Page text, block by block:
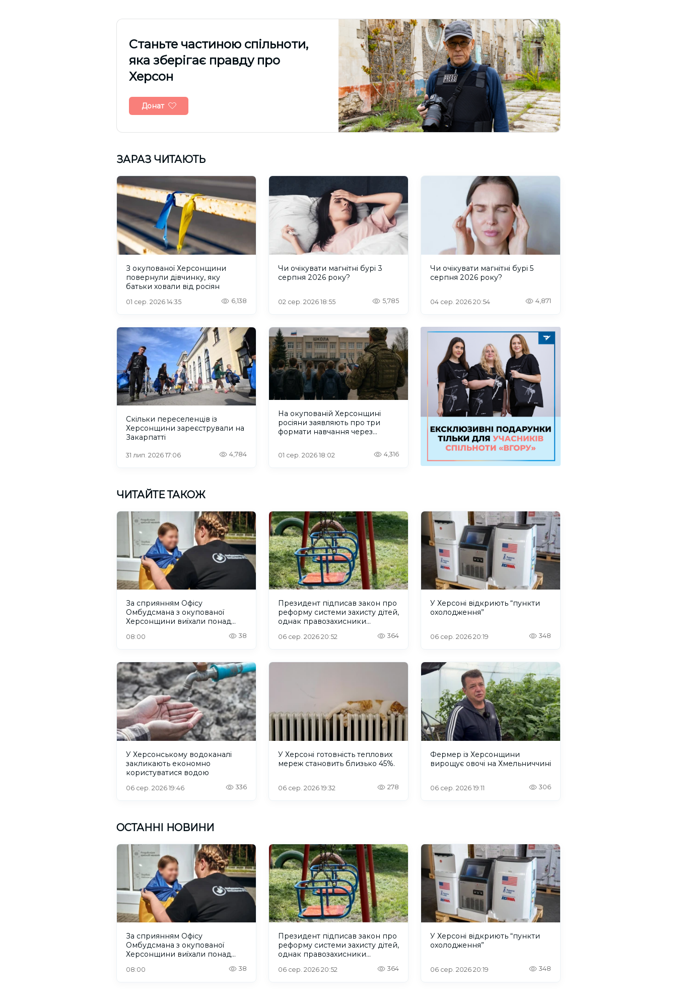
Cтаньте частиною спільноти,
яка зберігає правду про
Херсон
Донат
ЗАРАЗ ЧИТАЮТЬ
З окупованої Херсонщини
повернули дівчинку, яку
батьки ховали від росіян
01 сер. 2026 14:35 6,138
Чи очікувати магнітні бурі 3
серпня 2026 року?
02 сер. 2026 18:55 5,785
Чи очікувати магнітні бурі 5
серпня 2026 року?
04 сер. 2026 20:54 4,871
Скільки переселенців із
Херсонщини зареєстрували на
Закарпатті
31 лип. 2026 17:06 4,784
На окупованій Херсонщині
росіяни заявляють про три
формати навчання через
01 сер. 2026 18:02 4,316
ЧИТАЙТЕ ТАКОЖ
За сприянням Офісу
Омбудсмана з окупованої
Херсонщини виїхали понад
08:00 38
Президент підписав закон про
реформу системи захисту дітей,
однак правозахисники
06 сер. 2026 20:52 364
У Херсоні відкриють “пункти
охолодження”
06 сер. 2026 20:19 348
У Херсонському водоканалі
закликають економно
користуватися водою
06 сер. 2026 19:46 336
У Херсоні готовність теплових
мереж становить близько 45%.
06 сер. 2026 19:32 278
Фермер із Херсонщини
вирощує овочі на Хмельниччині
06 сер. 2026 19:11 306
ОСТАННІ НОВИНИ
За сприянням Офісу
Омбудсмана з окупованої
Херсонщини виїхали понад
08:00 38
Президент підписав закон про
реформу системи захисту дітей,
однак правозахисники
06 сер. 2026 20:52 364
У Херсоні відкриють “пункти
охолодження”
06 сер. 2026 20:19 348